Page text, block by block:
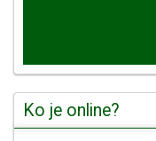
Ko je online?